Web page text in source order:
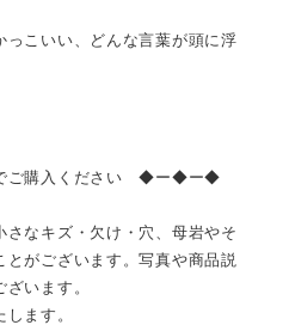
っこいい、どんな言葉が頭に浮
ご購入ください ◆ー◆ー◆
なキズ・欠け・穴、母岩やそ
がございます。写真や商品説
います。
ます。